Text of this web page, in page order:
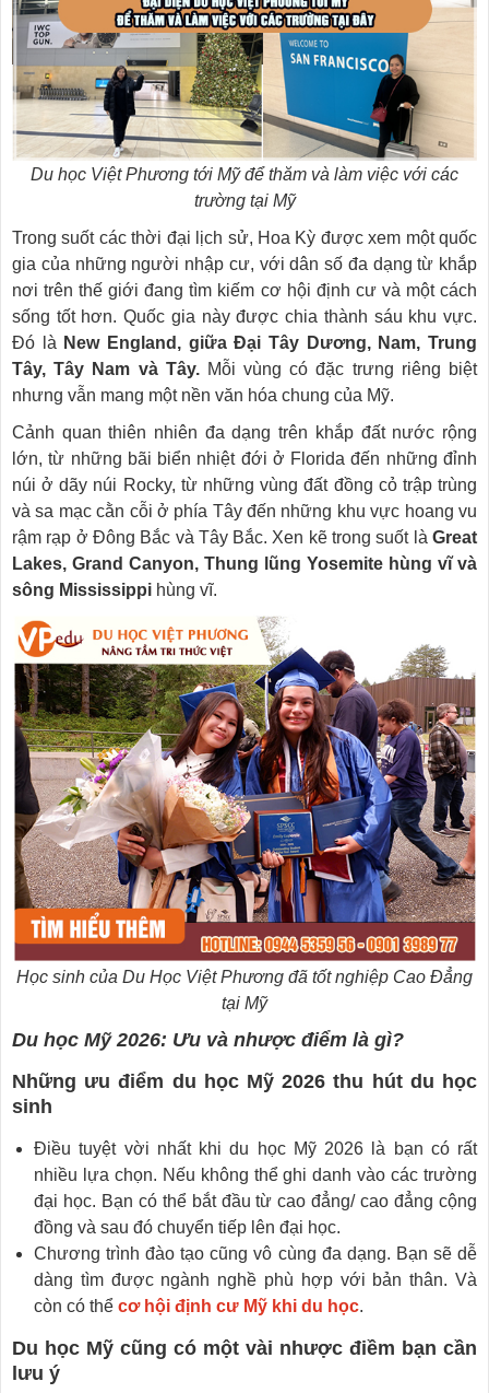
Du học Việt Phương tới Mỹ để thăm và làm việc với các
trường tại Mỹ
Trong suốt các thời đại lịch sử, Hoa Kỳ được xem một quốc
gia của những người nhập cư, với dân số đa dạng từ khắp
nơi trên thế giới đang tìm kiếm cơ hội định cư và một cách
sống tốt hơn. Quốc gia này được chia thành sáu khu vực.
Đó là New England, giữa Đại Tây Dương, Nam, Trung
Tây, Tây Nam và Tây. Mỗi vùng có đặc trưng riêng biệt
nhưng vẫn mang một nền văn hóa chung của Mỹ.
Cảnh quan thiên nhiên đa dạng trên khắp đất nước rộng
lớn, từ những bãi biển nhiệt đới ở Florida đến những đỉnh
núi ở dãy núi Rocky, từ những vùng đất đồng cỏ trập trùng
và sa mạc cằn cỗi ở phía Tây đến những khu vực hoang vu
rậm rạp ở Đông Bắc và Tây Bắc. Xen kẽ trong suốt là Great
Lakes, Grand Canyon, Thung lũng Yosemite hùng vĩ và
sông Mississippi hùng vĩ.
Học sinh của Du Học Việt Phương đã tốt nghiệp Cao Đẳng
tại Mỹ
Du học Mỹ 2026: Ưu và nhược điểm là gì?
Những ưu điểm du học Mỹ 2026 thu hút du học
sinh
Điều tuyệt vời nhất khi du học Mỹ 2026 là bạn có rất
nhiều lựa chọn. Nếu không thể ghi danh vào các trường
đại học. Bạn có thể bắt đầu từ cao đẳng/ cao đẳng cộng
đồng và sau đó chuyển tiếp lên đại học.
Chương trình đào tạo cũng vô cùng đa dạng. Bạn sẽ dễ
dàng tìm được ngành nghề phù hợp với bản thân. Và
còn có thể cơ hội định cư Mỹ khi du học.
Du học Mỹ cũng có một vài nhược điềm bạn cần
lưu ý